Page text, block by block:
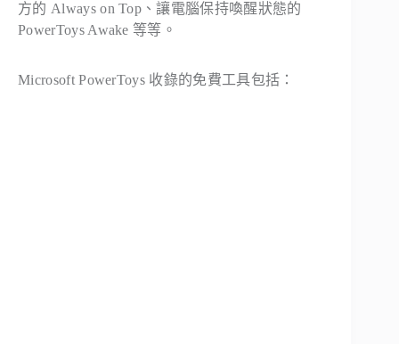
方的 Always on Top、讓電腦保持喚醒狀態的
PowerToys Awake 等等。
Microsoft PowerToys 收錄的免費工具包括：